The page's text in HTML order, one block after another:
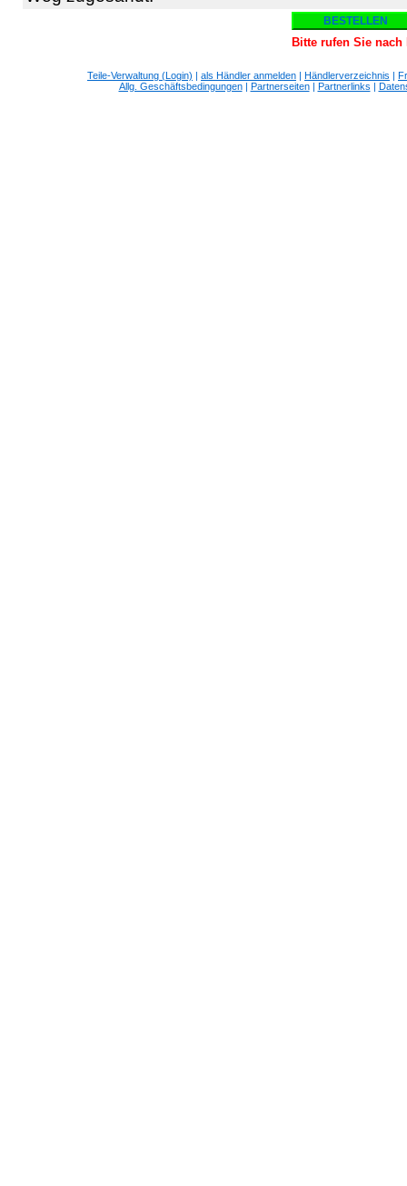
Bitte rufen Sie
Teile-Verwaltung (Login) | als Händler anmelden | Händlerverzeichnis |
Allg. Geschäftsbedingungen| Partnerseiten| Partnerlinks |